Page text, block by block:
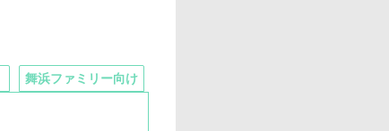
舞浜ファミリー向け